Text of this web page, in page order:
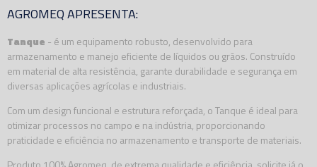
AGROMEQ APRESENTA:
Tanque - é um equipamento robusto, desenvolvido para
armazenamento e manejo eficiente de líquidos ou grãos. Construído
em material de alta resistência, garante durabilidade e segurança em
diversas aplicações agrícolas e industriais.
Com um design funcional e estrutura reforçada, o Tanque é ideal para
otimizar processos no campo e na indústria, proporcionando
praticidade e eficiência no armazenamento e transporte de materiais.